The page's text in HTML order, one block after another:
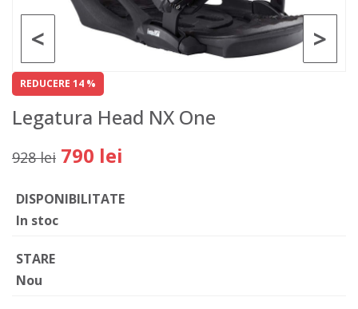
>
<
REDUCERE 14 %
Legatura Head NX One
928 lei 790 lei
DISPONIBILITATE
In stoc
STARE
Nou